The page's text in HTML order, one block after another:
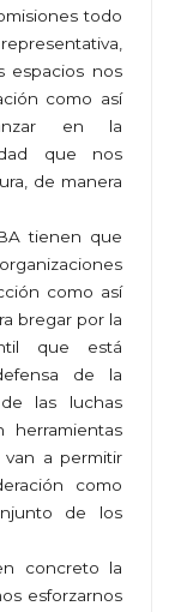
todo
espacios nos
como así
en la
que nos
de manera
tienen que
como así
bregar por la
que está
de la
las luchas
herramientas
van a permitir
como
de los
concreto la
esforzarnos